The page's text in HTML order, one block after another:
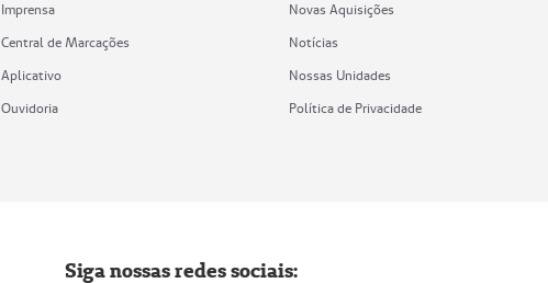
Imprensa
Central de Marcações
Aplicativo
Ouvidoria
Novas Aquisições
Notícias
Nossas Unidades
Política de Privacidade
Siga nossas redes sociais: